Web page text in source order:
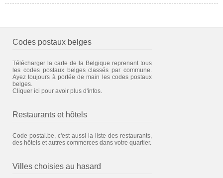
Codes postaux belges
Télécharger la carte de la Belgique reprenant tous
les codes postaux belges classés par commune.
Ayez toujours à portée de main les codes postaux
belges.
Cliquer ici pour avoir plus d'infos.
Restaurants et hôtels
Code-postal.be, c'est aussi la liste des restaurants,
des hôtels et autres commerces dans votre quartier.
Villes choisies au hasard